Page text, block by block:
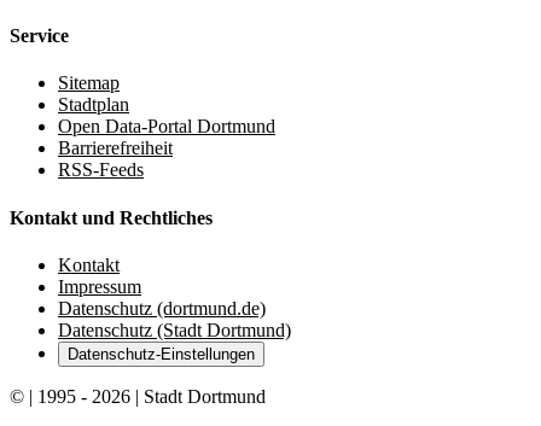
Service
Sitemap
Stadtplan
Open Data-Portal Dortmund
Barrierefreiheit
RSS-Feeds
Kontakt und Rechtliches
Kontakt
Impressum
Datenschutz (dortmund.de)
Datenschutz (Stadt Dortmund)
Datenschutz-Einstellungen
© | 1995 - 2026 | Stadt Dortmund